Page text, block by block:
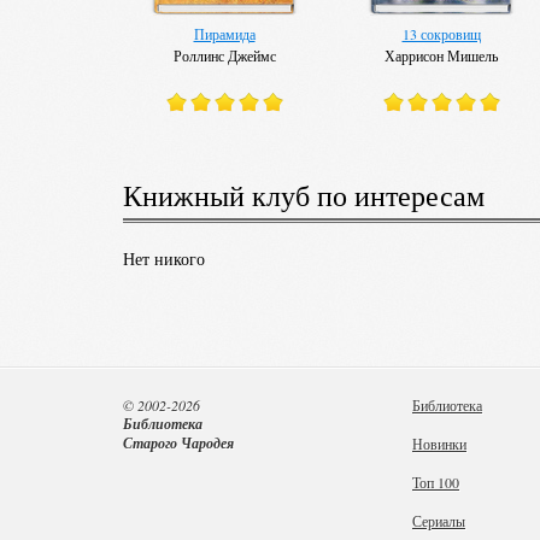
Пирамида
Роллинс Джеймс
13 сокровищ
Харрисон Мишель
Книжный клуб по интересам
Нет никого
Библиотека
Новинки
Топ 100
Сериалы
© 2002-2026
Библиотека
Старого Чародея